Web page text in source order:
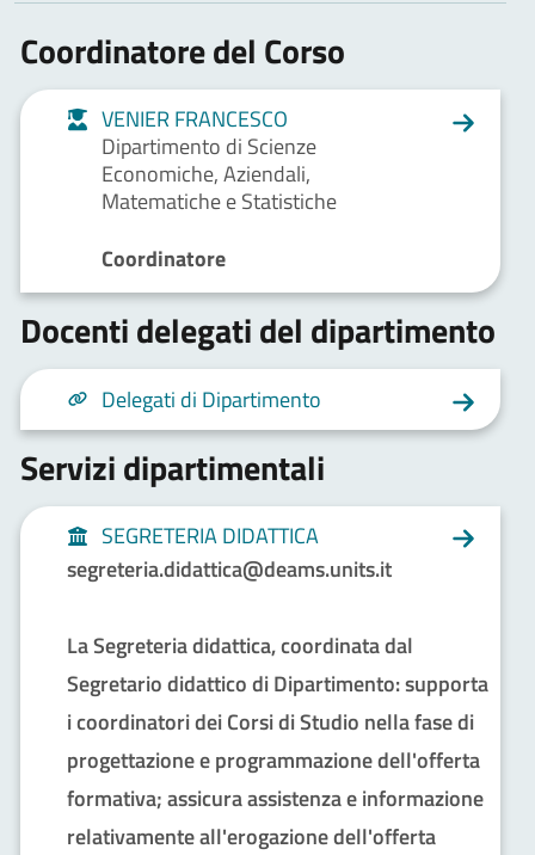
Coordinatore del Corso
VENIER FRANCESCO
Dipartimento di Scienze
Economiche, Aziendali,
Matematiche e Statistiche
Coordinatore
Docenti delegati del dipartimento
Delegati di Dipartimento
Servizi dipartimentali
SEGRETERIA DIDATTICA
segreteria.didattica@deams.units.it
La Segreteria didattica, coordinata dal
Segretario didattico di Dipartimento: supporta
i coordinatori dei Corsi di Studio nella fase di
progettazione e programmazione dell'offerta
formativa; assicura assistenza e informazione
relativamente all'erogazione dell'offerta